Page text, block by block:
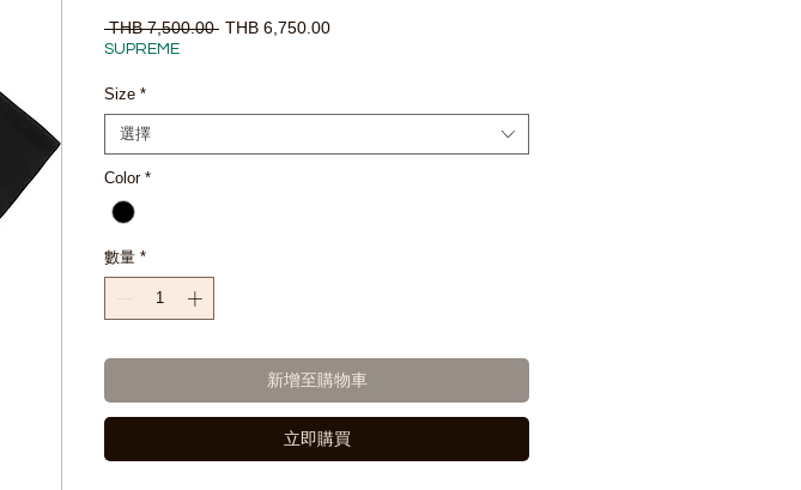
THB 7,500.00 一THB 6,750.00促
SUPREME
Size *
選擇
Color *
數量 *
新增至購物車
立即購買